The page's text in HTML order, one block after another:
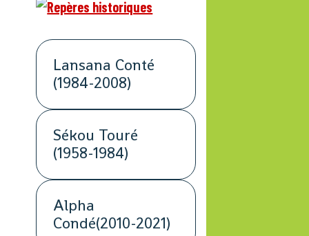
Lansana Conté
(1984-2008)
Sékou Touré
(1958-1984)
Alpha
Condé(2010-2021)